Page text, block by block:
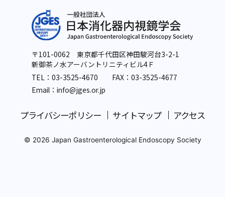
〒101-0062 東京都千代田区神田駿河台3-2-1
新御茶ノ水アーバントリニティビル4Ｆ
TEL：03-3525-4670 FAX：03-3525-4677
Email：info@jges.or.jp
プライバシーポリシー サイトマップ アクセス
© 2026 Japan Gastroenterological Endoscopy Society